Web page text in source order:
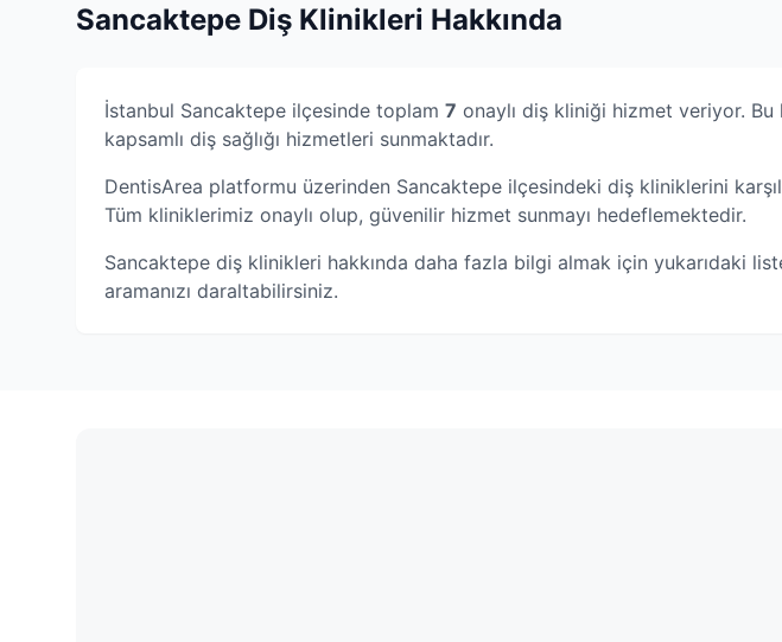
Sancaktepe Diş Klinikleri Hakkında
İstanbul Sancaktepe ilçesinde toplam 7 onaylı diş kliniği hizmet veriyor.
kapsamlı diş sağlığı hizmetleri sunmaktadır.
DentisArea platformu üzerinden Sancaktepe ilçesindeki diş kliniklerini
Tüm kliniklerimiz onaylı olup, güvenilir hizmet sunmayı hedeflemektedir.
Sancaktepe diş klinikleri hakkında daha fazla bilgi almak için yukarıdaki
aramanızı daraltabilirsiniz.